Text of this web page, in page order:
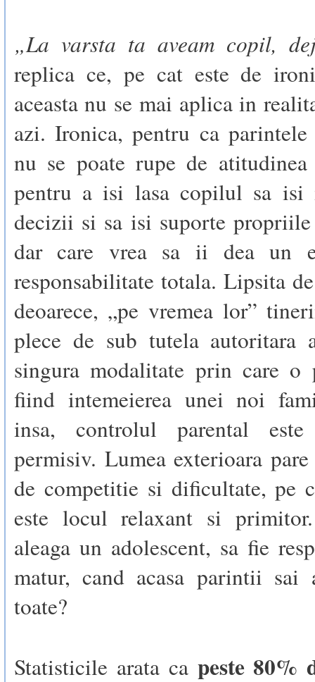
„La varsta ta aveam copil,
replica ce, pe cat este de
aceasta nu se mai aplica in
azi. Ironica, pentru ca
nu se poate rupe de atitudinea
pentru a isi lasa copilul sa isi
decizii si sa isi suporte propriile
dar care vrea sa ii dea un
responsabilitate totala. Lipsita
deoarece, „pe vremea lor”
plece de sub tutela autoritara
singura modalitate prin care o
fiind intemeierea unei noi
insa, controlul parental
permisiv. Lumea exterioara
de competitie si dificultate, pe
este locul relaxant si
aleaga un adolescent, sa fie
matur, cand acasa parintii
toate?
Statisticile arata ca peste 80%